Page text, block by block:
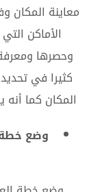
معاينة
الأماكن
وحصرها
كثيرا في
المكان كما
وضع